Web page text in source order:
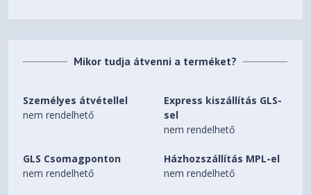
Mikor tudja átvenni a terméket?
Személyes átvétellel
nem rendelhető
Express kiszállítás GLS-
sel
nem rendelhető
GLS Csomagponton
nem rendelhető
Házhozszállítás MPL-el
nem rendelhető